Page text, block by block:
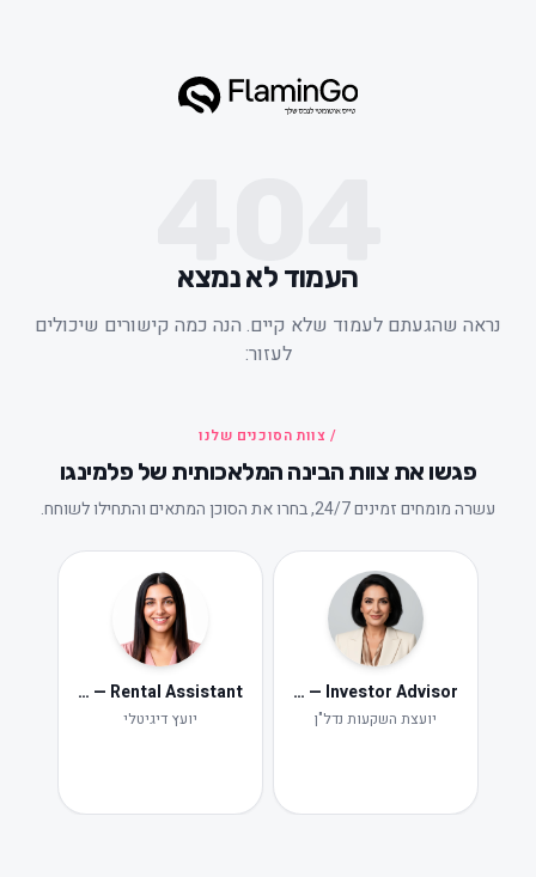
העמוד לא נמצא
שהגעתם לעמוד שלא קיים. הנה כמה קישורים שיכולים
לעזור:
/ צוות הסוכנים שלנו
פגשו את צוות הבינה המלאכותית של פלמינגו
עשרה מומחים זמינים 24/7, בחרו את הסוכן המתאים והתחילו לשוחח.
Iris — Investor Advisor
יועצת השקעות נדל"ן
Neta — Rental Assistant
יועץ דיגיטלי